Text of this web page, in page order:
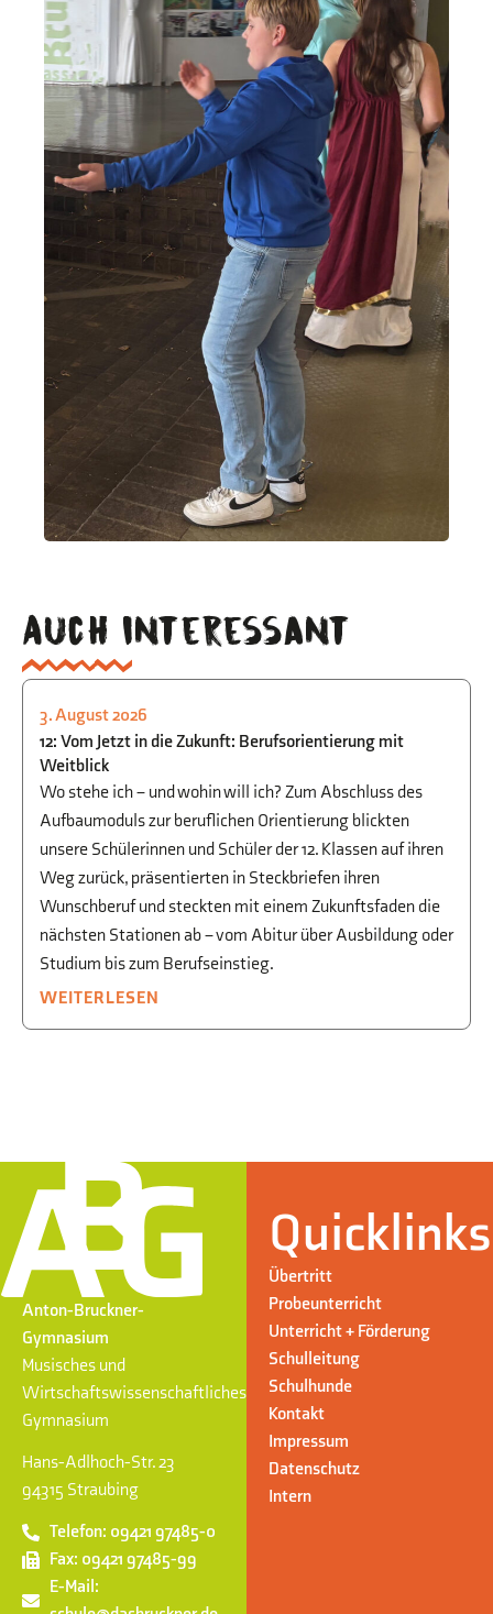
Auch interessant
STUDIEN- UND BERUFSORIENTIERUNG
3. August 2026
12: Vom Jetzt in die Zukunft: Berufsorientierung mit
Weitblick
Wo stehe ich – und wohin will ich? Zum Abschluss des
Aufbaumoduls zur beruflichen Orientierung blickten
unsere Schülerinnen und Schüler der 12. Klassen auf ihren
Weg zurück, präsentierten in Steckbriefen ihren
Wunschberuf und steckten mit einem Zukunftsfaden die
nächsten Stationen ab – vom Abitur über Ausbildung oder
Studium bis zum Berufseinstieg.
WEITERLESEN
Anton-Bruckner-
Gymnasium
Musisches und
Wirtschaftswissenschaftliches
Gymnasium
Hans-Adlhoch-Str. 23
94315 Straubing
Telefon: 09421 97485-0
Fax: 09421 97485-99
E-Mail:
Quicklinks
Übertritt
Probeunterricht
Unterricht + Förderung
Schulleitung
Schulhunde
Kontakt
Impressum
Datenschutz
Intern